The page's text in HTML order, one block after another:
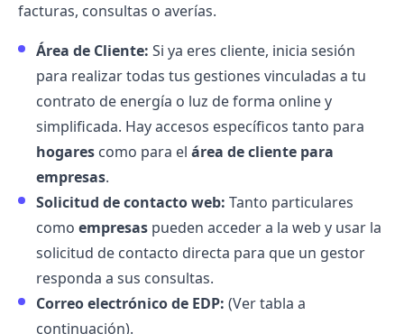
facturas, consultas o averías.
Área de Cliente: Si ya eres cliente, inicia sesión
para realizar todas tus gestiones vinculadas a tu
contrato de energía o luz de forma online y
simplificada. Hay accesos específicos tanto para
hogares como para el área de cliente para
empresas.
Solicitud de contacto web: Tanto particulares
como empresas pueden acceder a la web y usar la
solicitud de contacto directa para que un gestor
responda a sus consultas.
Correo electrónico de EDP: (Ver tabla a
continuación).